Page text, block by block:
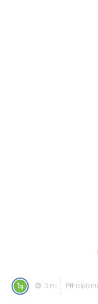
1g 5 m